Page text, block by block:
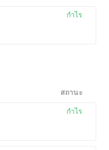
กำไร
สถานะ
กำไร